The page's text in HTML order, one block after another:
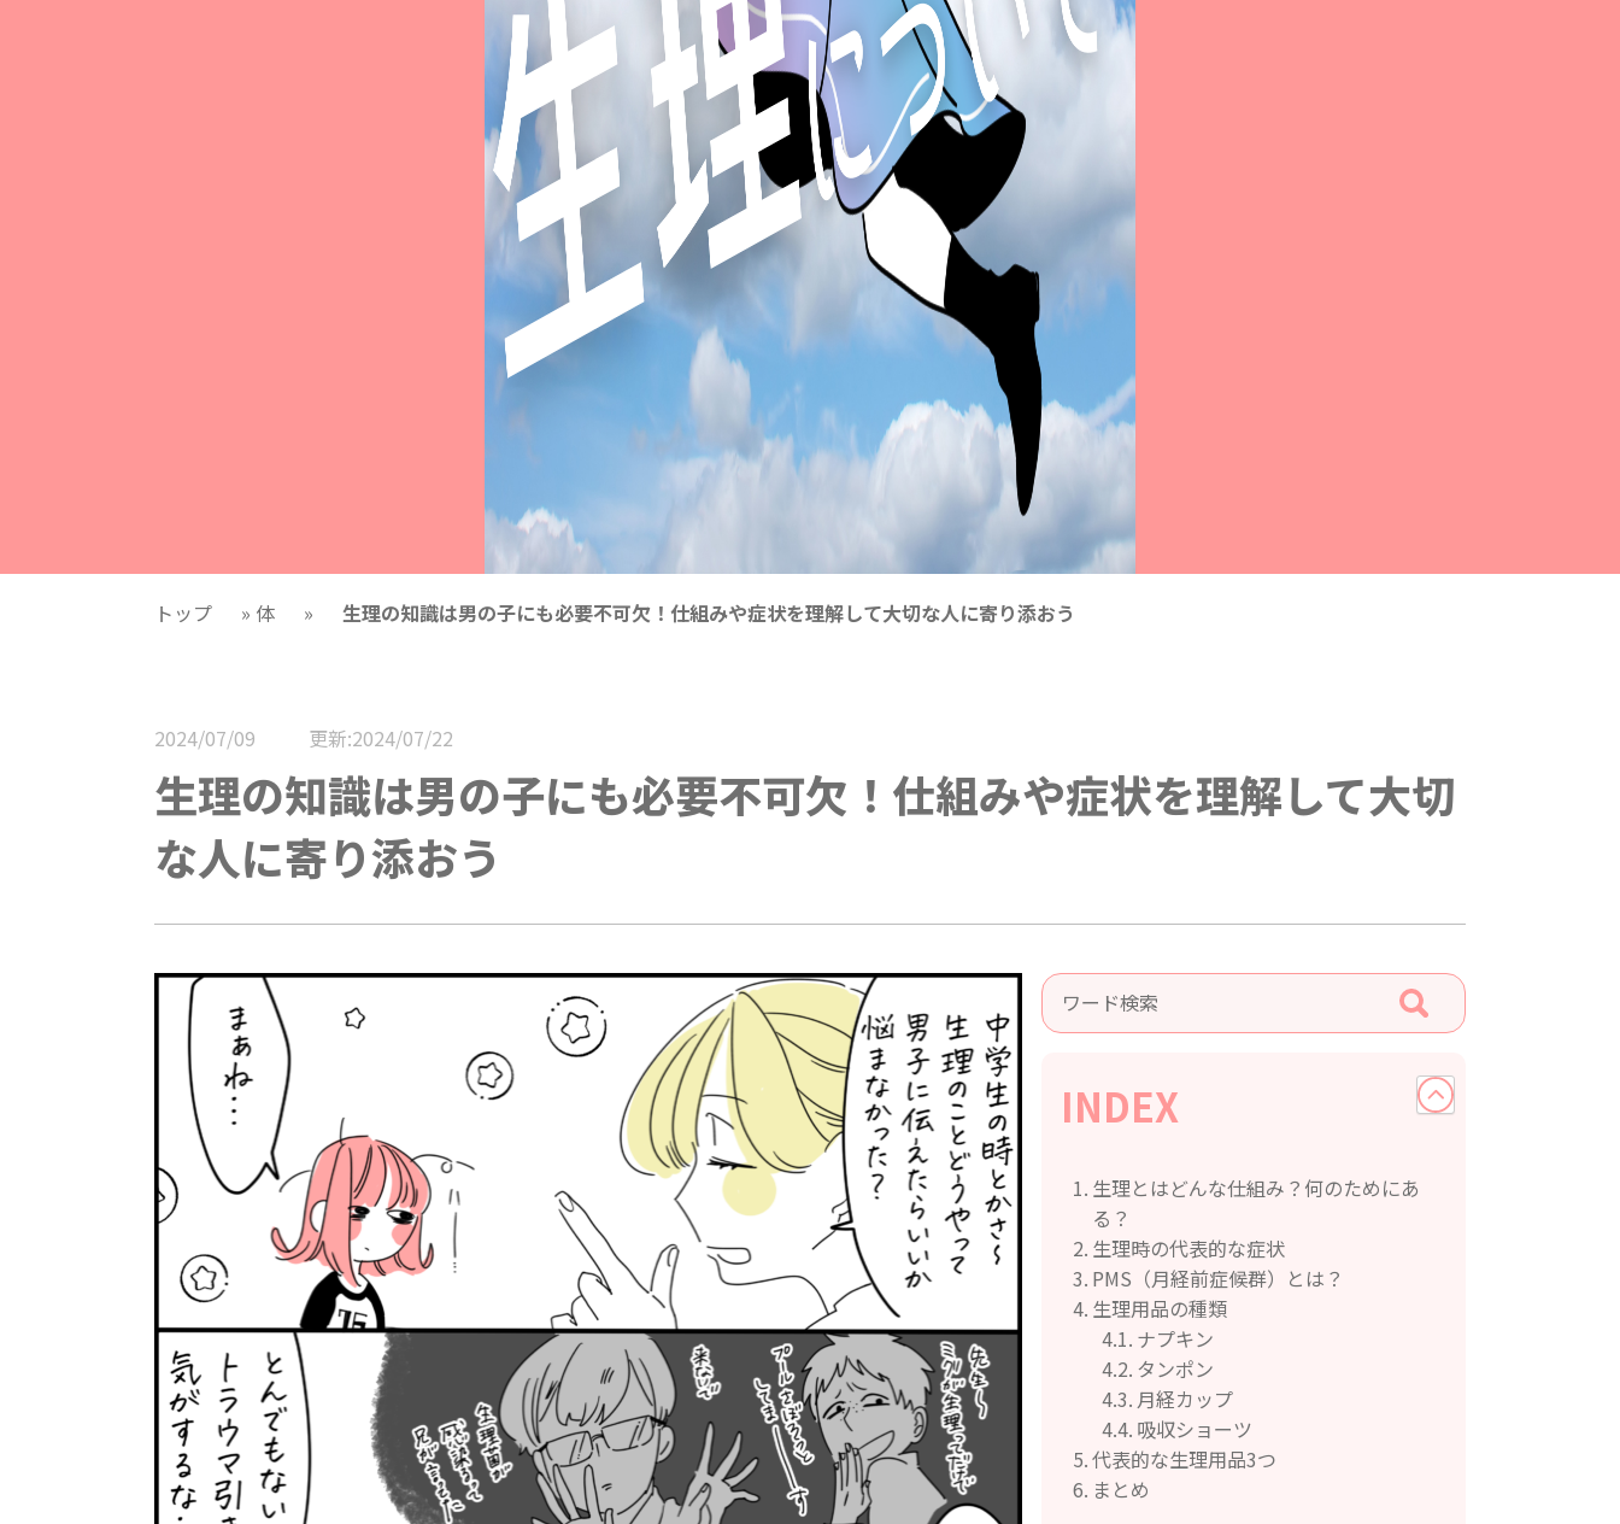
トップ » 体 » 生理の知識は男の子にも必要不可欠！仕組みや症状を理解して大切な人に寄り添おう
2024/07/09 更新:2024/07/22
生理の知識は男の子にも必要不可欠！仕組みや症状を理解して大切
な人に寄り添おう
INDEX
生理とはどんな仕組み？何のためにあ
る？
生理時の代表的な症状
PMS（月経前症候群）とは？
生理用品の種類
ナプキン
タンポン
月経カップ
吸収ショーツ
代表的な生理用品3つ
まとめ